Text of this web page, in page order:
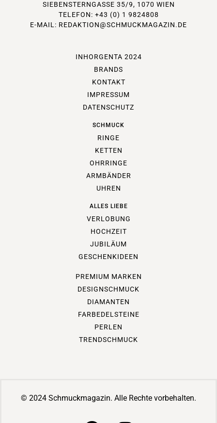
SIEBENSTERNGASSE 35/9, 1070 WIEN
TELEFON: +43 (0) 1 9824808
E-MAIL: REDAKTION@SCHMUCKMAGAZIN.DE
INHORGENTA 2024
BRANDS
KONTAKT
IMPRESSUM
DATENSCHUTZ
SCHMUCK
RINGE
KETTEN
OHRRINGE
ARMBÄNDER
UHREN
ALLES LIEBE
VERLOBUNG
HOCHZEIT
JUBILÄUM
GESCHENKIDEEN
PREMIUM MARKEN
DESIGNSCHMUCK
DIAMANTEN
FARBEDELSTEINE
PERLEN
TRENDSCHMUCK
© 2024 Schmuckmagazin. Alle Rechte vorbehalten.